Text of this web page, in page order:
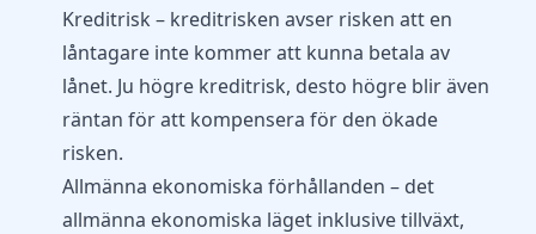
Kreditrisk – kreditrisken avser risken att en
låntagare inte kommer att kunna betala av
lånet. Ju högre kreditrisk, desto högre blir även
räntan för att kompensera för den ökade
risken.
Allmänna ekonomiska förhållanden – det
allmänna ekonomiska läget inklusive tillväxt,